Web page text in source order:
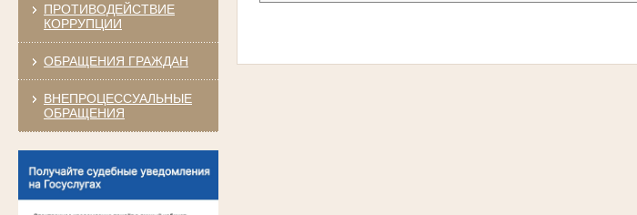
ПРОТИВОДЕЙСТВИЕ
КОРРУПЦИИ
ОБРАЩЕНИЯ ГРАЖДАН
ВНЕПРОЦЕССУАЛЬНЫЕ
ОБРАЩЕНИЯ